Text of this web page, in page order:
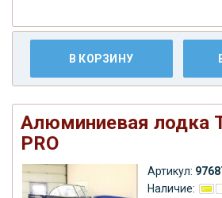
В КОРЗИНУ
Алюминиевая лодка
PRO
Артикул:
Наличие: